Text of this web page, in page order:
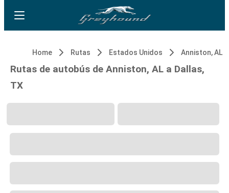
Home Rutas Estados Unidos Anniston, AL
Rutas de autobús de Anniston, AL a Dallas,
TX